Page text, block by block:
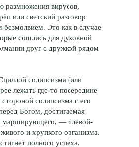
размножения вирусов,
или светский разговор
Это как в случае
сошлись для духовной
друг с дружкой рядом
солипсизма (или
лежать где-то посередине
солипсизма с его
Богом, достигаемая
марширующего, — «левой-
и хрупкого организма.
полного успеха.